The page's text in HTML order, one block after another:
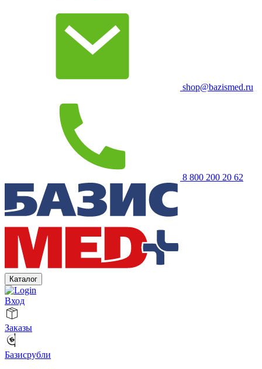
shop@bazismed.ru
8 800 200 20 62
Каталог
Вход
Заказы
Базисрубли